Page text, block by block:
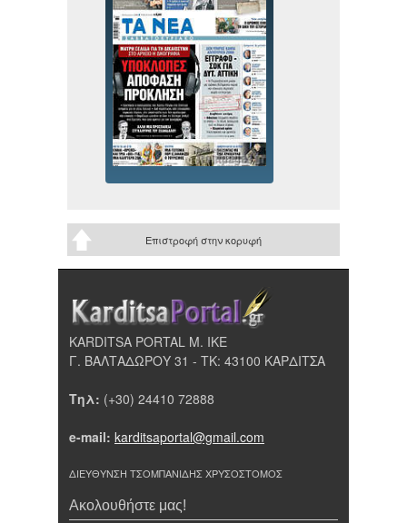
Επιστροφή στην κορυφή
KARDITSA PORTAL Μ. ΙΚΕ
Γ. ΒΑΛΤΑΔΩΡΟΥ 31 - ΤΚ: 43100 ΚΑΡΔΙΤΣΑ
Τηλ: (+30) 24410 72888
e-mail: karditsaportal@gmail.com
ΔΙΕΥΘΥΝΣΗ ΤΣΟΜΠΑΝΙΔΗΣ ΧΡΥΣΟΣΤΟΜΟΣ
Ακολουθήστε μας!